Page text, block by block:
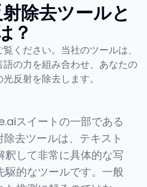
除去ツールと
？
ください。当社のツールは、
の力を組み合わせ、あなたの
反射を除去します。
スイートの一部である
去ツールは、テキスト
釈して非常に具体的な写
駆的なツールです。一般